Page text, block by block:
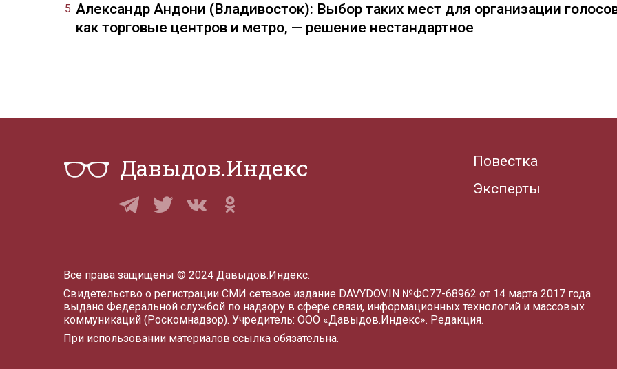
Александр Андони (Владивосток): Выбор таких мест для организации
как торговые центров и метро, — решение нестандартное
Давыдов.Индекс
Повестка
Эксперты
Все права защищены © 2024 Давыдов.Индекс.
Свидетельство о регистрации СМИ сетевое издание DAVYDOV.IN №ФС77-68962 от 14 марта 2017 года
выдано Федеральной службой по надзору в сфере связи, информационных технологий и массовых
коммуникаций (Роскомнадзор). Учредитель: ООО «Давыдов.Индекс». Редакция.
При использовании материалов ссылка обязательна.